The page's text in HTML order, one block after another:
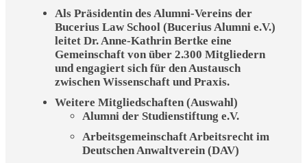
Als Präsidentin des Alumni-Vereins der
Bucerius Law School (Bucerius Alumni e.V.)
leitet Dr. Anne-Kathrin Bertke eine
Gemeinschaft von über 2.300 Mitgliedern
und engagiert sich für den Austausch
zwischen Wissenschaft und Praxis.
Weitere Mitgliedschaften (Auswahl)
Alumni der Studienstiftung e.V.
Arbeitsgemeinschaft Arbeitsrecht im
Deutschen Anwaltverein (DAV)